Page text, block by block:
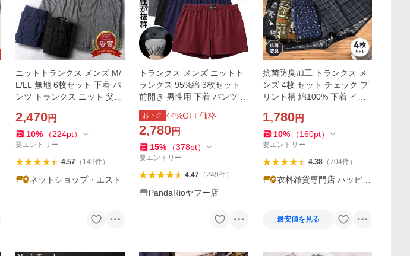
ニットトランクス メンズ M/
L/LL 無地 6枚セット 下着 パ
ンツ トランクス ニット 父の
2,470円
10% （224pt）
要エントリー
4.57（ 149件）
ネットショップ・エスト
トランクス メンズ ニットト
ランクス 95%綿 3枚セット
前開き 男性用 下着 パンツ 3l
4l 抗菌防臭 吸汗速乾 大きい
サイズ 蒸れない 爆買 LHT
おトク 44%OFF価格
2,780円
15% （378pt）
要エントリー
4.47（249件）
PandaRioヤフー店
抗菌防臭加工 トランクス メ
ンズ 4枚 セット チェック プ
リント柄 綿100% 下着 イン
1,780円
10% （160pt）
要エントリー
4.38（704件）
衣料雑貨専門店 ハッピー
最安値を見る